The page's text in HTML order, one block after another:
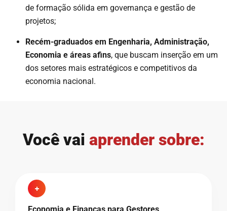
de formação sólida em governança e gestão de
projetos;
Recém-graduados em Engenharia, Administração,
Economia e áreas afins, que buscam inserção em um
dos setores mais estratégicos e competitivos da
economia nacional.
Você vai aprender sobre: